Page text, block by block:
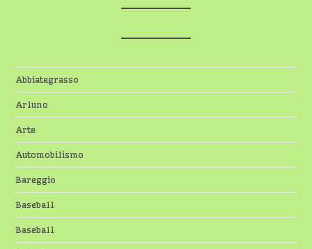
Abbiategrasso
Arluno
Arte
Automobilismo
Bareggio
Baseball
Baseball